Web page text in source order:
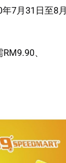
7月31日至8月
、